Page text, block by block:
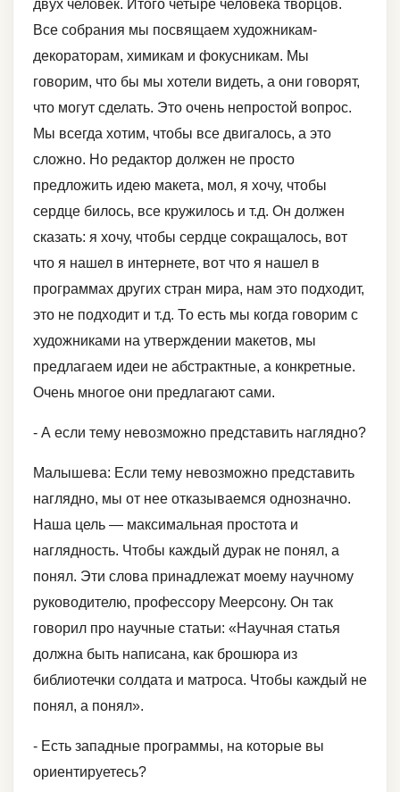
двух человек. Итого четыре человека творцов.
Все собрания мы посвящаем художникам-
декораторам, химикам и фокусникам. Мы
говорим, что бы мы хотели видеть, а они говорят,
что могут сделать. Это очень непростой вопрос.
Мы всегда хотим, чтобы все двигалось, а это
сложно. Но редактор должен не просто
предложить идею макета, мол, я хочу, чтобы
сердце билось, все кружилось и т.д. Он должен
сказать: я хочу, чтобы сердце сокращалось, вот
что я нашел в интернете, вот что я нашел в
программах других стран мира, нам это подходит,
это не подходит и т.д. То есть мы когда говорим с
художниками на утверждении макетов, мы
предлагаем идеи не абстрактные, а конкретные.
Очень многое они предлагают сами.
- А если тему невозможно представить наглядно?
Малышева: Если тему невозможно представить
наглядно, мы от нее отказываемся однозначно.
Наша цель — максимальная простота и
наглядность. Чтобы каждый дурак не понял, а
понял. Эти слова принадлежат моему научному
руководителю, профессору Меерсону. Он так
говорил про научные статьи: «Научная статья
должна быть написана, как брошюра из
библиотечки солдата и матроса. Чтобы каждый не
понял, а понял».
- Есть западные программы, на которые вы
ориентируетесь?